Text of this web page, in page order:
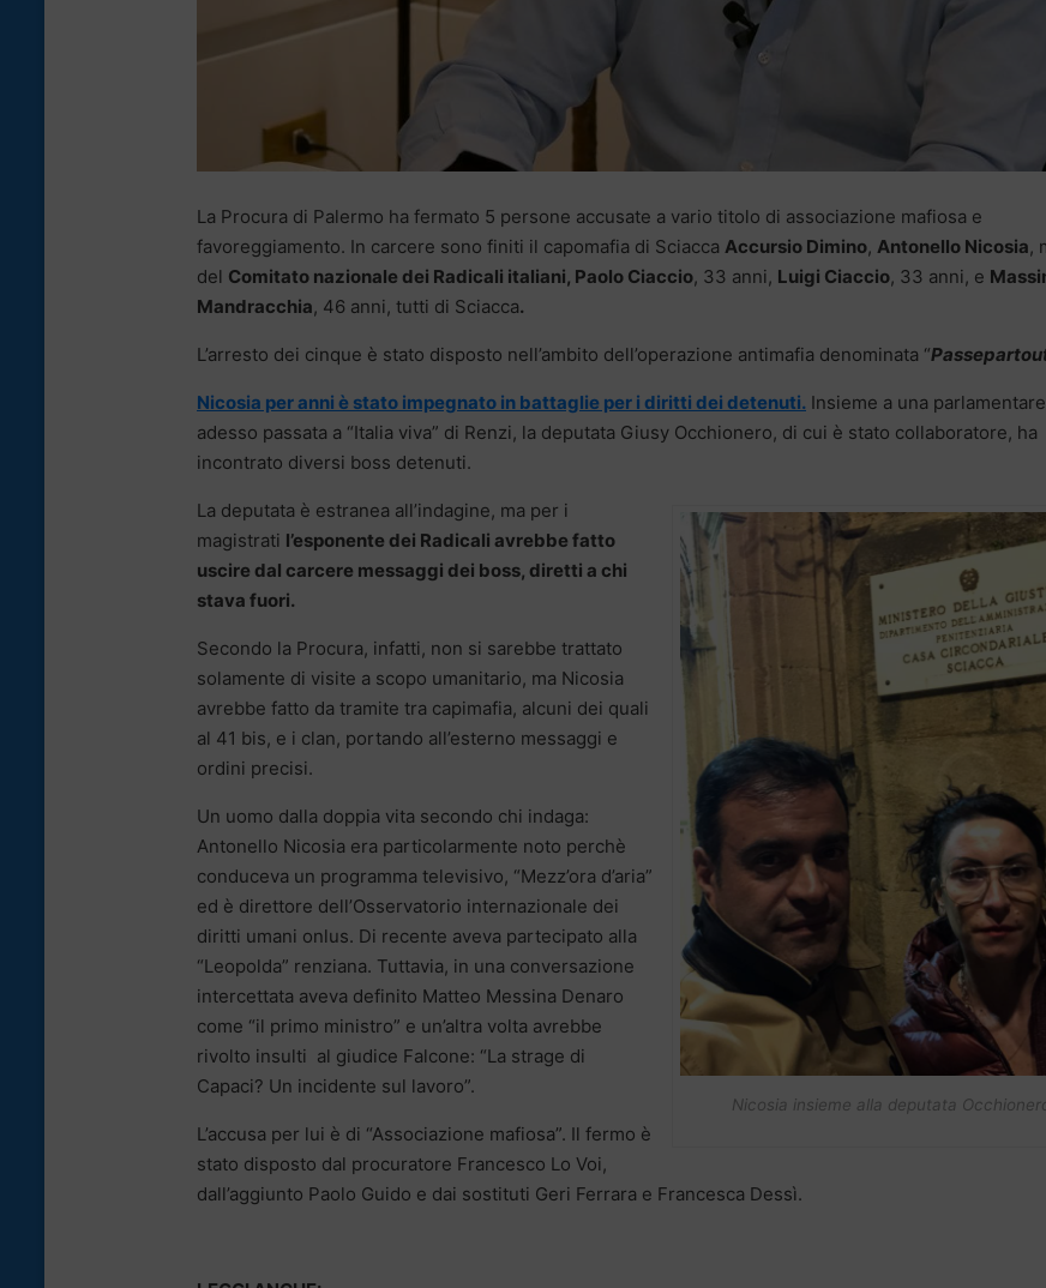
La Procura di Palermo ha fermato 5 persone accusate a vario titolo di associazione mafiosa e
favoreggiamento. In carcere sono finiti il capomafia di Sciacca Accursio Dimino, Antonello Nicosia,
del Comitato nazionale dei Radicali italiani, Paolo Ciaccio, 33 anni, Luigi Ciaccio, 33 anni, e
Mandracchia, 46 anni, tutti di Sciacca.
L’arresto dei cinque è stato disposto nell’ambito dell’operazione antimafia denominata “
Nicosia per anni è stato impegnato in battaglie per i diritti dei detenuti. Insieme a una
adesso passata a “Italia viva” di Renzi, la deputata Giusy Occhionero, di cui è stato collaboratore, ha
incontrato diversi boss detenuti.
Nicosia insieme alla deputata
La deputata è estranea all’indagine, ma per i
magistrati l’esponente dei Radicali avrebbe fatto
uscire dal carcere messaggi dei boss, diretti a chi
stava fuori.
Secondo la Procura, infatti, non si sarebbe trattato
solamente di visite a scopo umanitario, ma Nicosia
avrebbe fatto da tramite tra capimafia, alcuni dei quali
al 41 bis, e i clan, portando all’esterno messaggi e
ordini precisi.
Un uomo dalla doppia vita secondo chi indaga:
Antonello Nicosia era particolarmente noto perchè
conduceva un programma televisivo, “Mezz’ora d’aria”
ed è direttore dell’Osservatorio internazionale dei
diritti umani onlus. Di recente aveva partecipato alla
“Leopolda” renziana. Tuttavia, in una conversazione
intercettata aveva definito Matteo Messina Denaro
come “il primo ministro” e un’altra volta avrebbe
rivolto insulti al giudice Falcone: “La strage di
Capaci? Un incidente sul lavoro”.
L’accusa per lui è di “Associazione mafiosa”. Il fermo è
stato disposto dal procuratore Francesco Lo Voi,
dall’aggiunto Paolo Guido e dai sostituti Geri Ferrara e Francesca Dessì.